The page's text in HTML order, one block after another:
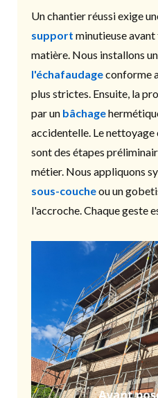
Un chantier réussi exige
support minutieuse
matière. Nous installons un
l'échafaudageconforme
plus strictes. Ensuite, la
par un bâchage
accidentelle. Le
sont des étapes
métier. Nous appliquons
sous-coucheou un
l'accroche. Chaque geste